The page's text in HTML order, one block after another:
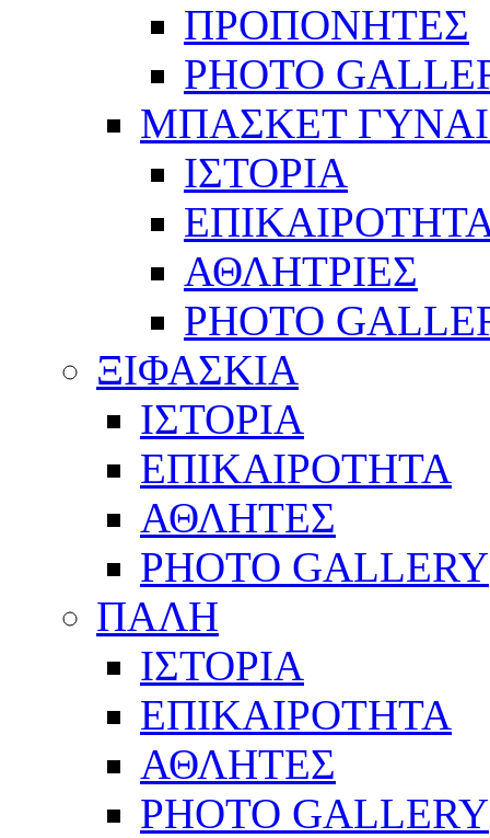
ΠΡΟΠΟΝΗΤΕΣ
PHOTO
ΜΠΑΣΚΕΤ
ΙΣΤΟΡΙΑ
ΑΘΛΗΤΡΙΕΣ
PHOTO
ΞΙΦΑΣΚΙΑ
ΙΣΤΟΡΙΑ
ΕΠΙΚΑΙΡΟΤΗΤΑ
ΑΘΛΗΤΕΣ
PHOTO GALLERY
ΠΑΛΗ
ΙΣΤΟΡΙΑ
ΕΠΙΚΑΙΡΟΤΗΤΑ
ΑΘΛΗΤΕΣ
PHOTO GALLERY